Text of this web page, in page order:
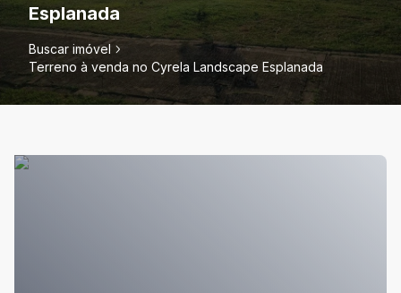
Esplanada
Buscar imóvel
Terreno à venda no Cyrela Landscape Esplanada